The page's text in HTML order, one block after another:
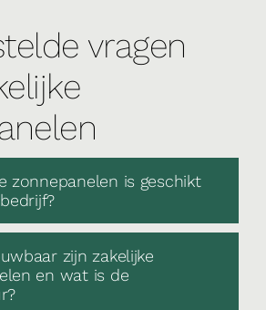
vragen
zonnepanelen is geschikt
zijn zakelijke
en wat is de